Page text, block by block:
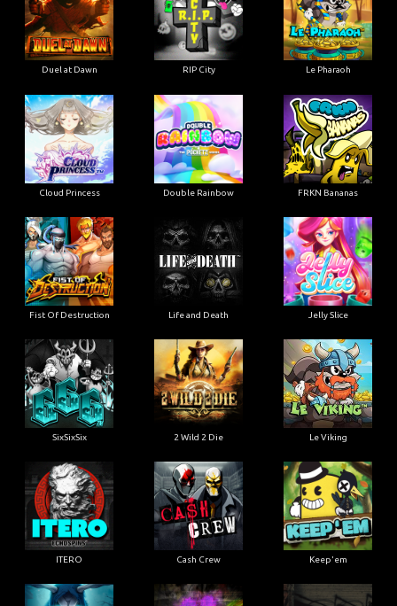
Duel at Dawn RIP City Le Pharaoh
Cloud Princess Double Rainbow FRKN Bananas
Fist Of Destruction Life and Death Jelly Slice
SixSixSix 2 Wild 2 Die Le Viking
ITERO Cash Crew Keep'em